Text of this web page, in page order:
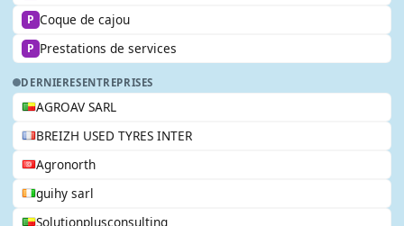
P Coque de cajou
P Prestations de services
DERNIERESENTREPRISES
AGROAV SARL
BREIZH USED TYRES INTER
Agronorth
guihy sarl
Solutionplusconsulting